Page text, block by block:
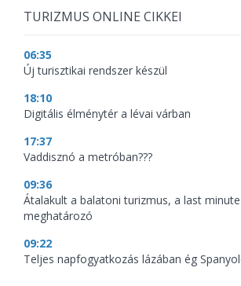
TURIZMUS ONLINE CIKKEI
06:35
Új turisztikai rendszer készül
18:10
Digitális élménytér a lévai várban
17:37
Vaddisznó a metróban???
09:36
Átalakult a balatoni turizmus, a last
meghatározó
09:22
Teljes napfogyatkozás lázában ég